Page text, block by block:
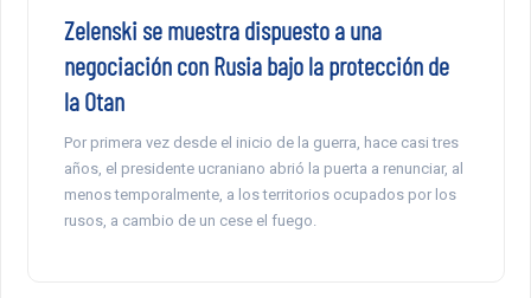
Zelenski se muestra dispuesto a una
negociación con Rusia bajo la protección de
la Otan
Por primera vez desde el inicio de la guerra, hace casi tres
años, el presidente ucraniano abrió la puerta a renunciar, al
menos temporalmente, a los territorios ocupados por los
rusos, a cambio de un cese el fuego.